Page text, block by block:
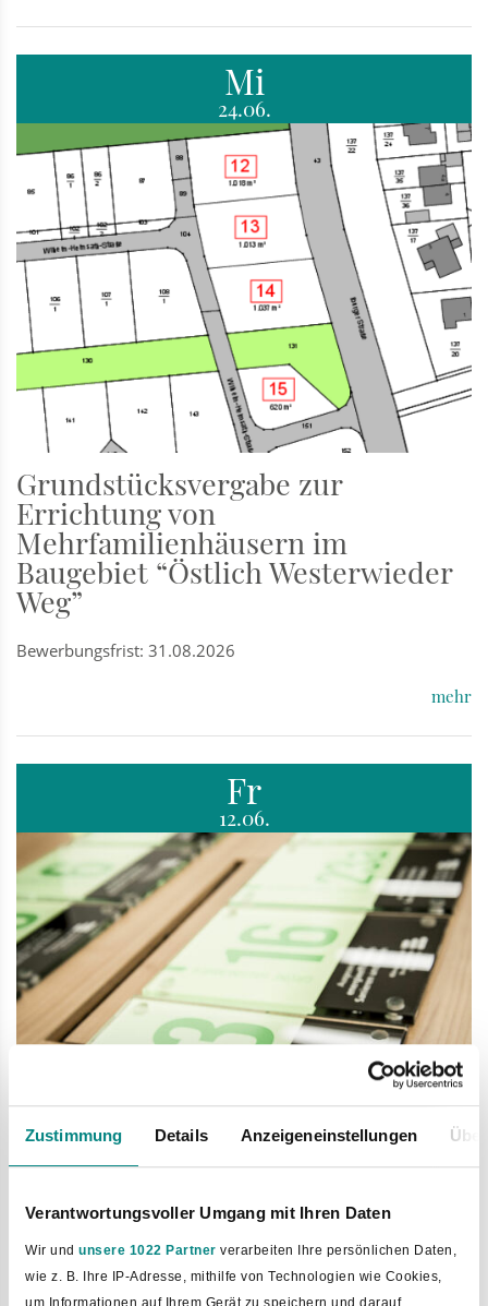
Zustimmung Details Anzeigeneinstellungen
Verantwortungsvoller Umgang mit Ihren Daten
Wir und unsere 1022 Partner verarbeiten Ihre persönlichen Daten,
wie z. B. Ihre IP-Adresse, mithilfe von Technologien wie Cookies,
um Informationen auf Ihrem Gerät zu speichern und darauf
Mi
24.06.
Grundstücksvergabe zur
Errichtung von
Mehrfamilienhäusern im
Baugebiet “Östlich Westerwieder
Weg”
Bewerbungsfrist: 31.08.2026
mehr
Fr
12.06.
Jetzt bis zum 31. Juli bewerben!
mehr